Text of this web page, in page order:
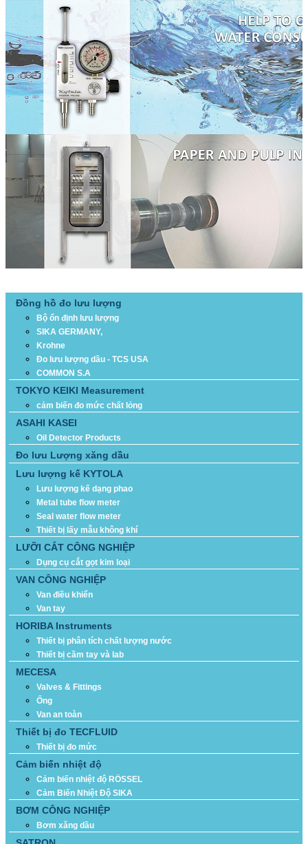
Đồng hồ đo lưu lượng
Bộ ổn định lưu lượng
SIKA GERMANY,
Krohne
Đo lưu lượng dầu - TCS USA
COMMON S.A
TOKYO KEIKI Measurement
cảm biến đo mức chất lỏng
ASAHI KASEI
Oil Detector Products
Đo lưu Lượng xăng dầu
Lưu lượng kế KYTOLA
Lưu lượng kế dạng phao
Metal tube flow meter
Seal water flow meter
Thiết bị lấy mẫu không khí
LƯỠI CẮT CÔNG NGHIỆP
Dụng cụ cắt gọt kim loại
VAN CÔNG NGHIỆP
Van điều khiển
Van tay
HORIBA Instruments
Thiết bị phân tích chất lượng nước
Thiết bị cầm tay và lab
MECESA
Valves & Fittings
Ống
Van an toàn
Thiết bị đo TECFLUID
Thiết bị đo mức
Cảm biến nhiệt độ
Cảm biến nhiệt độ RÖSSEL
Cảm Biến Nhiệt Độ SIKA
BƠM CÔNG NGHIỆP
Bơm xăng dầu